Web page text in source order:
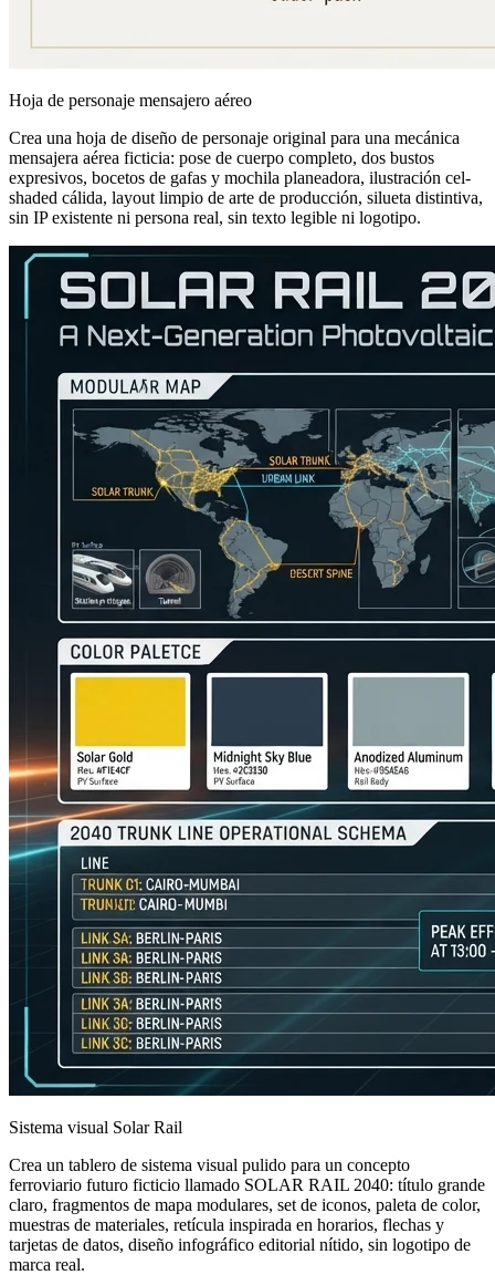
Hoja de personaje mensajero aéreo
Crea una hoja de diseño de personaje original para una mecánica
mensajera aérea ficticia: pose de cuerpo completo, dos bustos
expresivos, bocetos de gafas y mochila planeadora, ilustración cel-
shaded cálida, layout limpio de arte de producción, silueta distintiva,
sin IP existente ni persona real, sin texto legible ni logotipo.
Sistema visual Solar Rail
Crea un tablero de sistema visual pulido para un concepto
ferroviario futuro ficticio llamado SOLAR RAIL 2040: título grande
claro, fragmentos de mapa modulares, set de iconos, paleta de color,
muestras de materiales, retícula inspirada en horarios, flechas y
tarjetas de datos, diseño infográfico editorial nítido, sin logotipo de
marca real.